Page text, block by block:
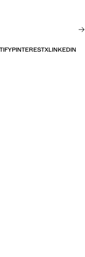
PINTERESTXLINKEDIN